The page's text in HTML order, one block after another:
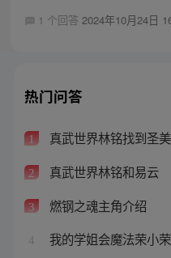
1 个回答 2024年10月24日
热门问答
1 真武世界林铭找到圣
2 真武世界林铭和易云
3 燃钢之魂主角介绍
4 我的学姐会魔法荣小